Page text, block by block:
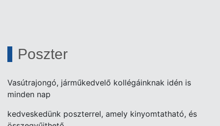
Poszter
Vasútrajongó, járműkedvelő kollégáinknak idén is
minden nap
kedveskedünk poszterrel, amely kinyomtatható, és